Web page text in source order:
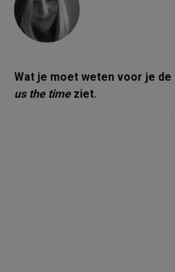
Wat je moet weten voor je de
us the timeziet.